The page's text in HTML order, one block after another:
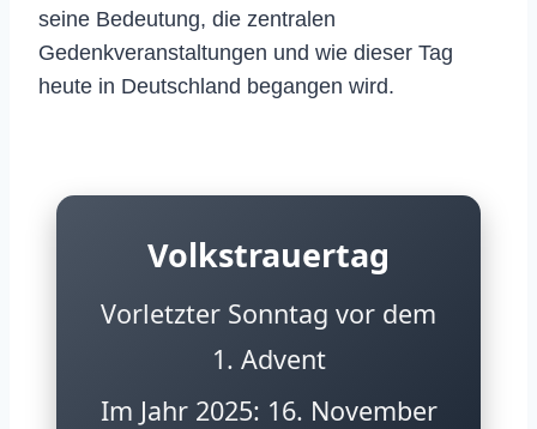
seine Bedeutung, die zentralen
Gedenkveranstaltungen und wie dieser Tag
heute in Deutschland begangen wird.
Volkstrauertag
Vorletzter Sonntag vor dem
1. Advent
Im Jahr 2025: 16. November